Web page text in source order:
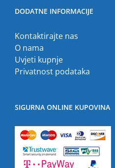
DODATNE INFORMACIJE
Kontaktirajte nas
O nama
Uvjeti kupnje
Privatnost podataka
SIGURNA ONLINE KUPOVINA